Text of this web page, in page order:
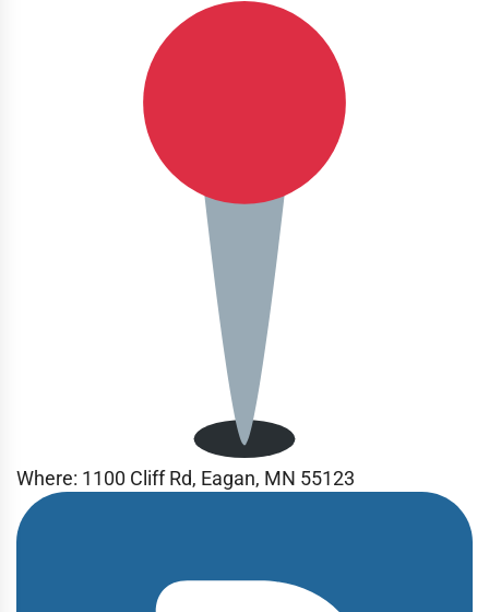
Where: 1100 Cliff Rd, Eagan, MN 55123